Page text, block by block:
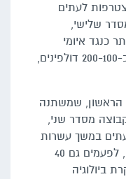
לעתים
שלישי,
כנגד איומי
קבוצות מתחרות, ושיכולות למנות כ-200-100 דולפינים,
הראשון, שמשתנה
מסדר שני,
במשך עשרות
שנים ("הם נשארים ביחד כל החיים, לפעמים גם 40
ביולוגיה